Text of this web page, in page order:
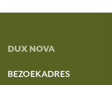
DUX NOVA
BEZOEKADRES